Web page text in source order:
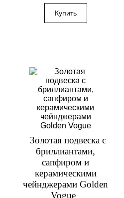
Золотая подвеска с
бриллиантами,
сапфиром и
керамическими
чейнджерами Golden
Vogue